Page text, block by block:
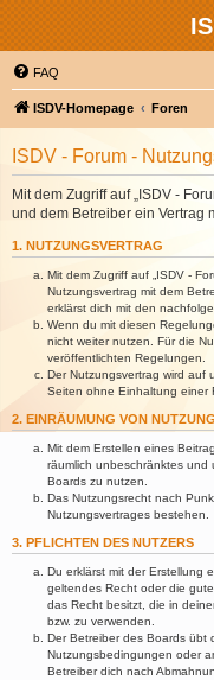
FAQ
ISDV-Homepage Foren
ISDV - Forum -
Mit dem Zugriff auf „ISDV -
und dem Betreiber ein Vertrag
1. NUTZUNGSVERTRAG
Mit dem Zugriff auf „ISDV -
Nutzungsvertrag mit dem
erklärst dich mit den
Wenn du mit diesen
nicht weiter nutzen. Für die
veröffentlichten Regelungen.
Der Nutzungsvertrag wird auf
Seiten ohne Einhaltung einer
2. EINRÄUMUNG VON
Mit dem Erstellen eines
räumlich unbeschränktes und
Boards zu nutzen.
Das Nutzungsrecht nach
Nutzungsvertrages bestehen.
3. PFLICHTEN DES NUTZERS
Du erklärst mit der Erstellung
geltendes Recht oder die
das Recht besitzt, die in
bzw. zu verwenden.
Der Betreiber des Boards übt
Nutzungsbedingungen oder
Betreiber dich nach